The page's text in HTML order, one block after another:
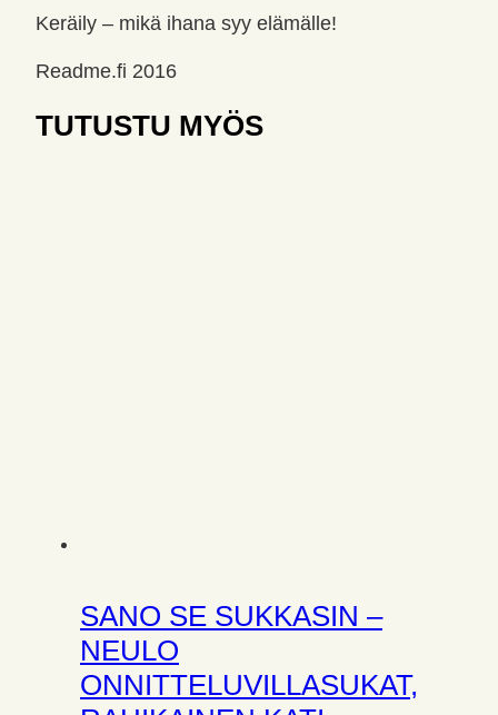
Keräily – mikä ihana syy elämälle!
Readme.fi 2016
TUTUSTU MYÖS
SANO SE SUKKASIN –
NEULO
ONNITTELUVILLASUKAT,